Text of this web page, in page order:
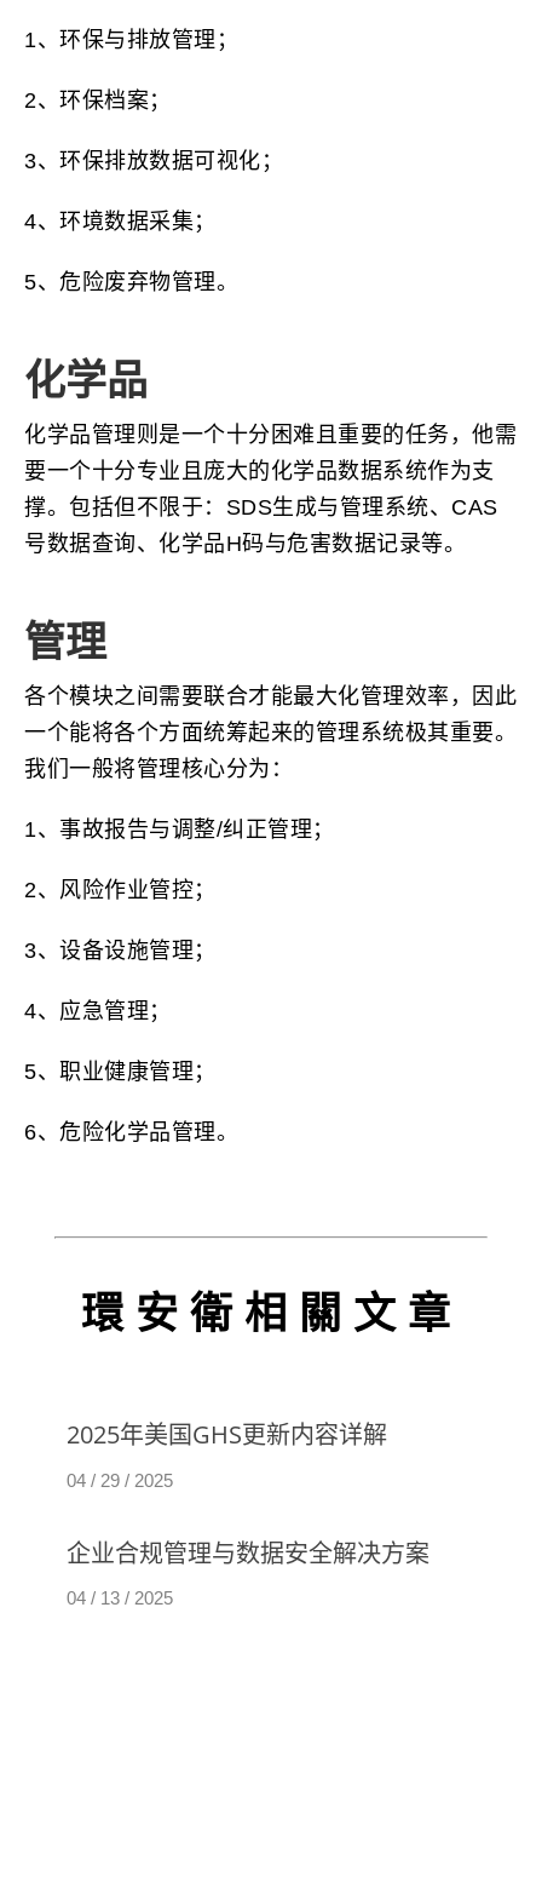
1、环保与排放管理；
2、环保档案；
3、环保排放数据可视化；
4、环境数据采集；
5、危险废弃物管理。
化学品
化学品管理则是一个十分困难且重要的任务，他需
要一个十分专业且庞大的化学品数据系统作为支
撑。包括但不限于：SDS生成与管理系统、CAS
号数据查询、化学品H码与危害数据记录等。
管理
各个模块之间需要联合才能最大化管理效率，因此
一个能将各个方面统筹起来的管理系统极其重要。
我们一般将管理核心分为：
1、事故报告与调整/纠正管理；
2、风险作业管控；
3、设备设施管理；
4、应急管理；
5、职业健康管理；
6、危险化学品管理。
環安衛相關文章
2025年美国GHS更新内容详解
04 / 29 / 2025
企业合规管理与数据安全解决方案
04 / 13 / 2025